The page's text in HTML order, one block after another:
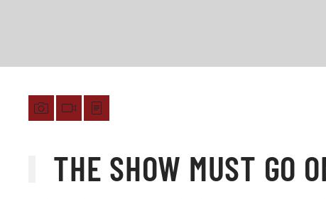
THE SHOW MUST GO